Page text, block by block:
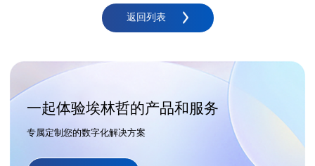
返回列表
一起体验埃林哲的产品和服务
专属定制您的数字化解决方案